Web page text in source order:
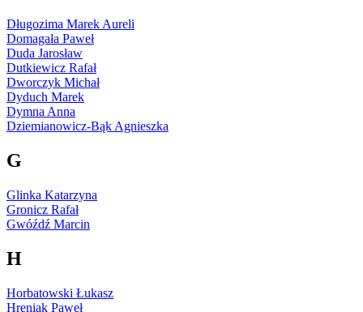
Długozima Marek Aureli
Domagała Paweł
Duda Jarosław
Dutkiewicz Rafał
Dworczyk Michał
Dyduch Marek
Dymna Anna
Dziemianowicz-Bąk Agnieszka
G
Glinka Katarzyna
Gronicz Rafał
Gwóźdź Marcin
H
Horbatowski Łukasz
Hreniak Paweł